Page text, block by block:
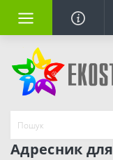
Адресник